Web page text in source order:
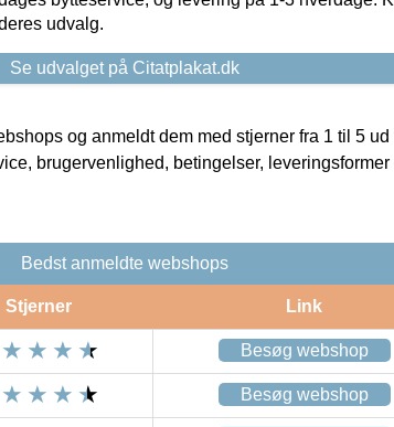
udvalg.
Se udvalget på Citatplakat.dk
og anmeldt dem med stjerner fra 1 til 5 ud
brugervenlighed, betingelser, leveringsformer
Bedst anmeldte webshops
Stjerner Link
Besøg webshop
Besøg webshop